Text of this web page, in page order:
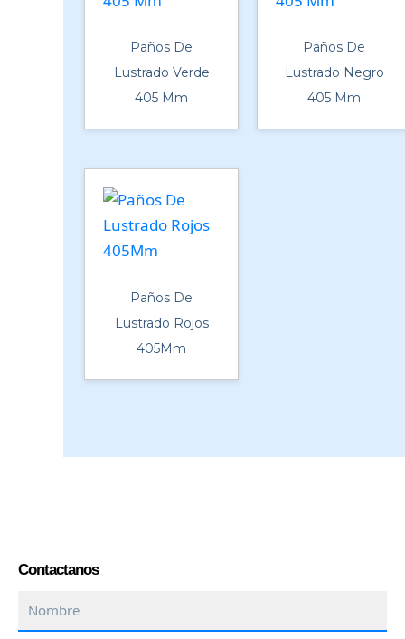
Paños De
Lustrado Verde
405 Mm
Paños De
Lustrado Negro
405 Mm
Paños De
Lustrado Rojos
405Mm
Contactanos
Nombre